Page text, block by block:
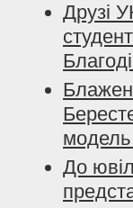
Друзі
модель
До